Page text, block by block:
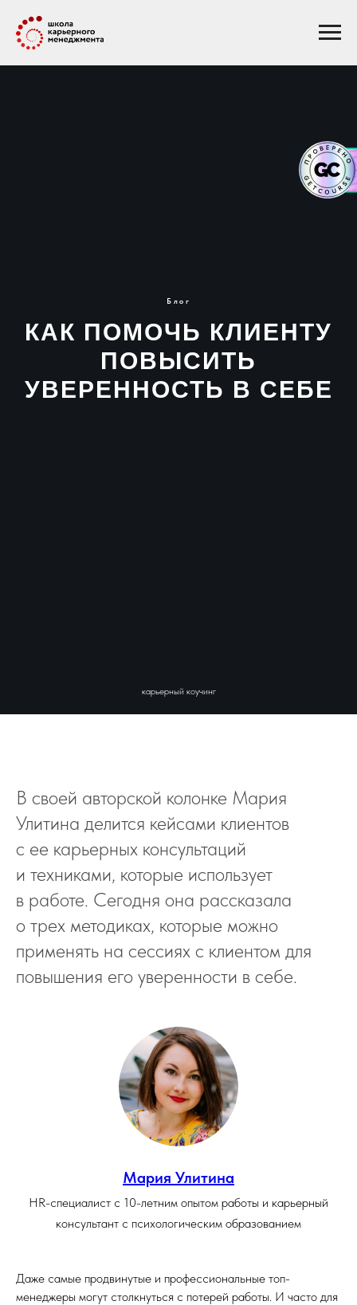
Блог
КАК ПОМОЧЬ КЛИЕНТУ
ПОВЫСИТЬ
УВЕРЕННОСТЬ В СЕБЕ
карьерный коучинг
В своей авторской колонке Мария
Улитина делится кейсами клиентов
с ее карьерных консультаций
и техниками, которые использует
в работе. Сегодня она рассказала
о трех методиках, которые можно
применять на сессиях с клиентом для
повышения его уверенности в себе.
Мария Улитина
HR-специалист с 10-летним опытом работы и карьерный
консультант с психологическим образованием
Даже самые продвинутые и профессиональные топ-
менеджеры могут столкнуться с потерей работы. И часто для